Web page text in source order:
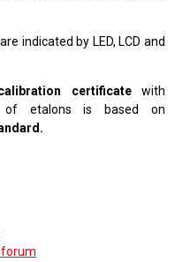
indicated by LED, LCD and
certificatewith
of etalons is based on
forum